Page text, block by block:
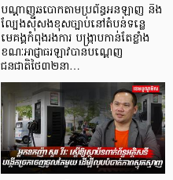
បណ្តាញឆបោកតាមប្រព័ន្ធអនឡាញ និង
ល្បែងស៊ីសងខុសច្បាប់នៅតំបន់ទន្លេ
មេគង្គកំពុងរងការ បង្ក្រាប​កាន់តែខ្លាំង
ខណៈអាជ្ញាធរឡាវបានបណ្តេញ
ជនជាតិថៃ៣២នា…